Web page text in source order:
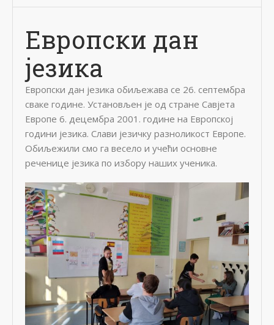
Европски дан
језика
Европски дан језика обиљежава се 26. септембра
сваке године. Установљен је од стране Савјета
Европе 6. децембра 2001. године на Европској
години језика. Слави језичку разноликост Европе.
Обиљежили смо га весело и учећи основне
реченице језика по избору наших ученика.